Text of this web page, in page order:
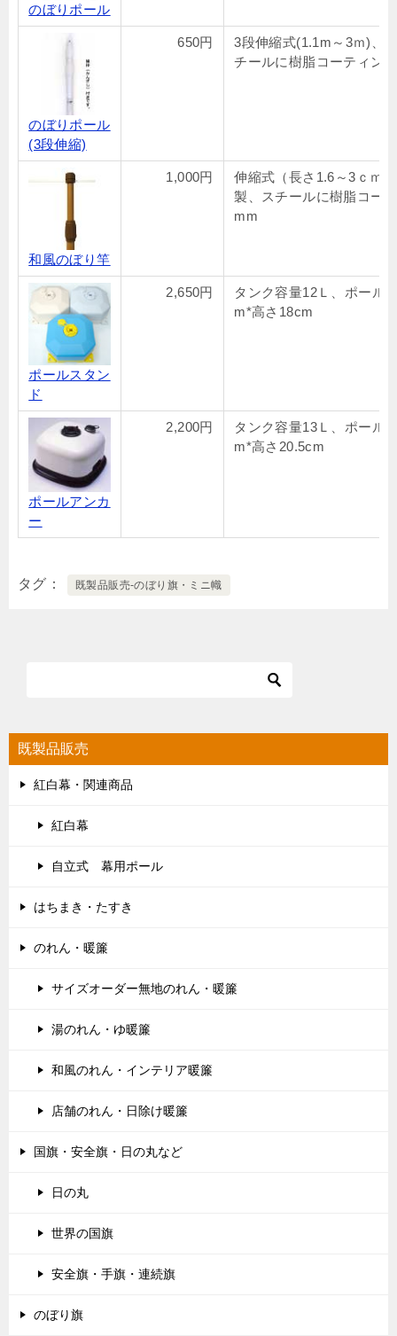
のぼりポール
のぼりポール
(3段伸縮)
650円
3段伸縮式(1.1m～3ｍ)、
チールに樹脂コーティン
和風のぼり竿
1,000円
伸縮式（長さ1.6～3ｃｍ
製、スチールに樹脂コー
mm
ポールスタン
ド
2,650円
タンク容量12Ｌ、ポール
m*高さ18cm
ポールアンカ
ー
2,200円
タンク容量13Ｌ、ポール
m*高さ20.5cm
タグ 既製品販売-のぼり旗・ミニ幟
既製品販売
紅白幕・関連商品
紅白幕
自立式 幕用ポール
はちまき・たすき
のれん・暖簾
サイズオーダー無地のれん・暖簾
湯のれん・ゆ暖簾
和風のれん・インテリア暖簾
店舗のれん・日除け暖簾
国旗・安全旗・日の丸など
日の丸
世界の国旗
安全旗・手旗・連続旗
のぼり旗